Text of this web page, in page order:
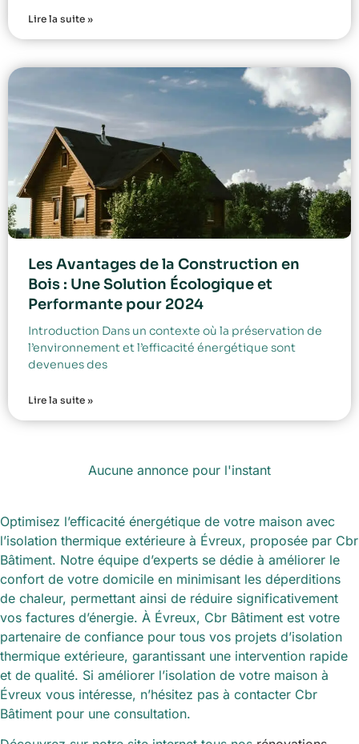
Lire la suite »
Les Avantages de la Construction en
Bois : Une Solution Écologique et
Performante pour 2024
Introduction Dans un contexte où la préservation de
l’environnement et l’efficacité énergétique sont
devenues des
Lire la suite »
Aucune annonce pour l'instant
Optimisez l’efficacité énergétique de votre maison avec
l’isolation thermique extérieure à Évreux, proposée par Cbr
Bâtiment. Notre équipe d’experts se dédie à améliorer le
confort de votre domicile en minimisant les déperditions
de chaleur, permettant ainsi de réduire significativement
vos factures d’énergie. À Évreux, Cbr Bâtiment est votre
partenaire de confiance pour tous vos projets d’isolation
thermique extérieure, garantissant une intervention rapide
et de qualité. Si améliorer l’isolation de votre maison à
Évreux vous intéresse, n’hésitez pas à contacter Cbr
Bâtiment pour une consultation.